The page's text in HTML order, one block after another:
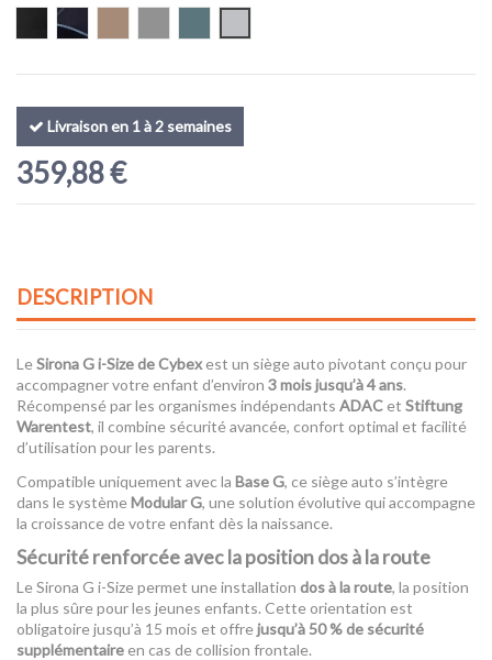
Moon Black (Plus)
Livraison en 1 à 2 semaines
359,88 €
DESCRIPTION
LeSirona G i-Size deCybexest un siège auto pivotant conçu pour
accompagner votre enfant d’environ 3 mois jusqu’à 4 ans.
Récompensé par les organismes indépendants ADAC et Stiftung
Warentest, il combine sécurité avancée, confort optimal et facilité
d’utilisation pour les parents.
Compatible uniquement avec la Base G, ce siège auto s’intègre
dans le systèmeModular G, une solution évolutive qui accompagne
la croissance de votre enfant dès la naissance.
Sécurité renforcée avec la position dos à la route
Le Sirona G i-Size permet une installation dos à la route, la position
la plus sûre pour les jeunes enfants. Cette orientation est
obligatoire jusqu’à 15 mois et offrejusqu’à 50 % de sécurité
supplémentaire en cas de collision frontale.